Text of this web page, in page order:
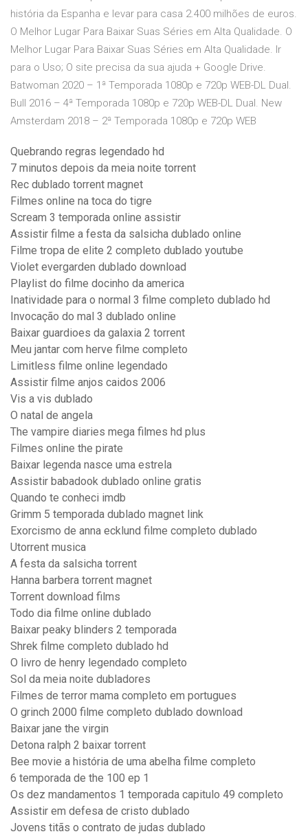
história da Espanha e levar para casa 2.400 milhões de euros.
O Melhor Lugar Para Baixar Suas Séries em Alta Qualidade. O
Melhor Lugar Para Baixar Suas Séries em Alta Qualidade. Ir
para o Uso; O site precisa da sua ajuda + Google Drive.
Batwoman 2020 – 1ª Temporada 1080p e 720p WEB-DL Dual.
Bull 2016 – 4ª Temporada 1080p e 720p WEB-DL Dual. New
Amsterdam 2018 – 2ª Temporada 1080p e 720p WEB
Quebrando regras legendado hd
7 minutos depois da meia noite torrent
Rec dublado torrent magnet
Filmes online na toca do tigre
Scream 3 temporada online assistir
Assistir filme a festa da salsicha dublado online
Filme tropa de elite 2 completo dublado youtube
Violet evergarden dublado download
Playlist do filme docinho da america
Inatividade para o normal 3 filme completo dublado hd
Invocação do mal 3 dublado online
Baixar guardioes da galaxia 2 torrent
Meu jantar com herve filme completo
Limitless filme online legendado
Assistir filme anjos caidos 2006
Vis a vis dublado
O natal de angela
The vampire diaries mega filmes hd plus
Filmes online the pirate
Baixar legenda nasce uma estrela
Assistir babadook dublado online gratis
Quando te conheci imdb
Grimm 5 temporada dublado magnet link
Exorcismo de anna ecklund filme completo dublado
Utorrent musica
A festa da salsicha torrent
Hanna barbera torrent magnet
Torrent download films
Todo dia filme online dublado
Baixar peaky blinders 2 temporada
Shrek filme completo dublado hd
O livro de henry legendado completo
Sol da meia noite dubladores
Filmes de terror mama completo em portugues
O grinch 2000 filme completo dublado download
Baixar jane the virgin
Detona ralph 2 baixar torrent
Bee movie a história de uma abelha filme completo
6 temporada de the 100 ep 1
Os dez mandamentos 1 temporada capitulo 49 completo
Assistir em defesa de cristo dublado
Jovens titãs o contrato de judas dublado